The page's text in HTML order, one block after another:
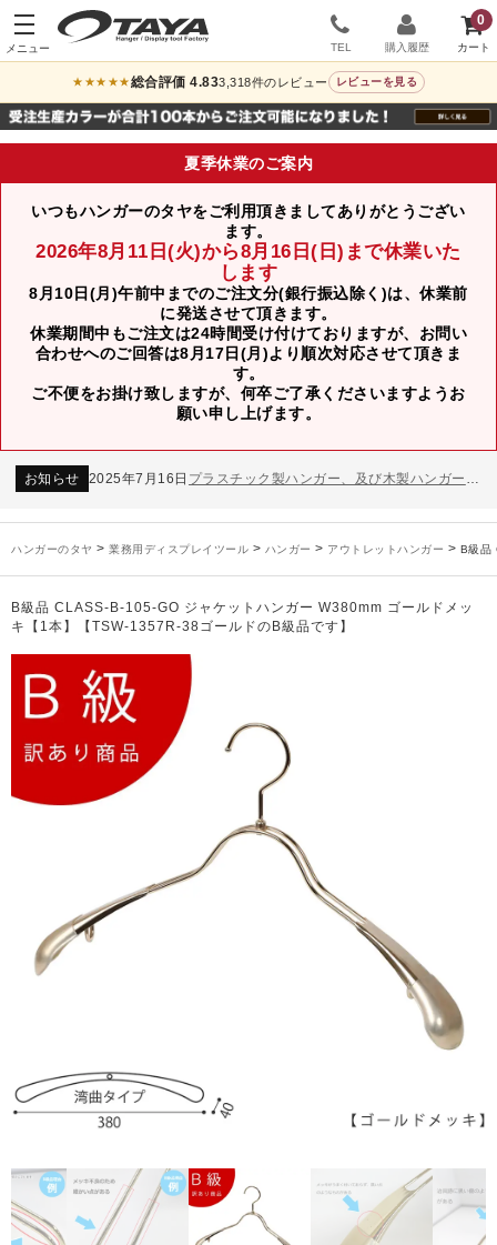
0
TEL 購入履歴
★★★★★総合評価 4.833,318件のレビュー レビューを見る
夏季休業のご案内
いつもハンガーのタヤをご利用頂きましてありがとうござい
ます。
2026年8月11日(火)から8月16日(日)まで休業いた
します
8月10日(月)午前中までのご注文分(銀行振込除く)は、休業前
に発送させて頂きます。
休業期間中もご注文は24時間受け付けておりますが、お問い
合わせへのご回答は8月17日(月)より順次対応させて頂きま
す。
ご不便をお掛け致しますが、何卒ご了承くださいますようお
願い申し上げます。
お知らせ 2024年12月12日年末年始休業のお知らせ
2026年3月7日
お知らせ 2025年7月16日
プラスチック製ハンガー、及び木製ハンガーKシリーズ 価格改定のお知らせ
お知らせ
2025年3月14日 木製ハンガーNシリーズ価格改定のお知らせ
お知らせ
2025年3月14日木製ハンガーNシリーズ価格改定のお知らせ
未分類 2024年12月19日
お知らせ
2024年12月12日
ハンガーのタヤ > 業務用ディスプレイツール > ハンガー > アウトレットハンガー > B級品
B級品 CLASS-B-105-GO ジャケットハンガー W380mm ゴールドメッ
キ【1本】【TSW-1357R-38ゴールドのB級品です】